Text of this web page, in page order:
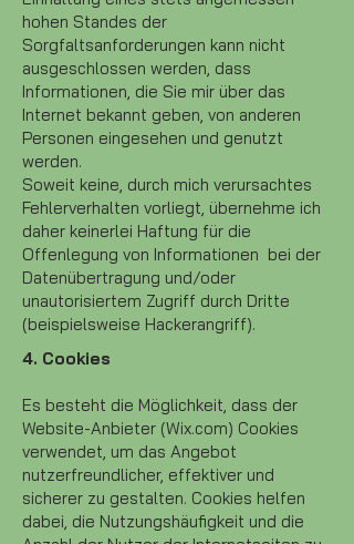
hohen Standes der
Sorgfaltsanforderungen kann nicht
ausgeschlossen werden, dass
Informationen, die Sie mir über das
Internet bekannt geben, von anderen
Personen eingesehen und genutzt
werden.
Soweit keine, durch mich verursachtes
Fehlerverhalten vorliegt, übernehme ich
daher keinerlei Haftung für die
Offenlegung von Informationen bei der
Datenübertragung und/oder
unautorisiertem Zugriff durch Dritte
(beispielsweise Hackerangriff).
4. Cookies
Es besteht die Möglichkeit, dass der
Website-Anbieter (Wix.com) Cookies
verwendet, um das Angebot
nutzerfreundlicher, effektiver und
sicherer zu gestalten. Cookies helfen
dabei, die Nutzungshäufigkeit und die